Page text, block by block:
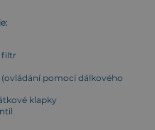
filtr
pomocí dálkového
klapky